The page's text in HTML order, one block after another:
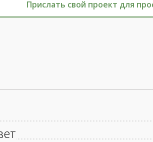
Прислать свой проект для